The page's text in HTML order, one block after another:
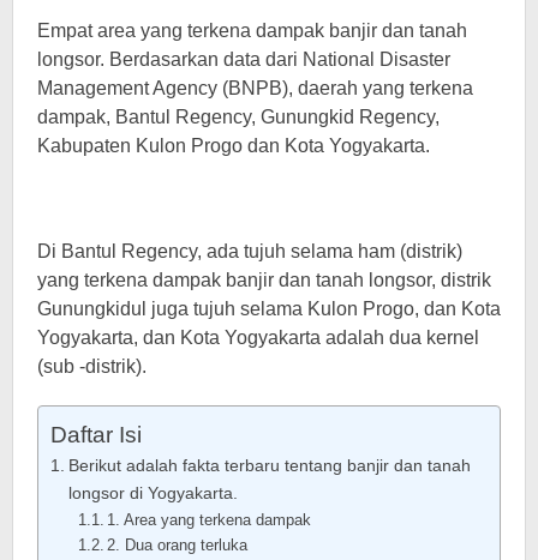
Empat area yang terkena dampak banjir dan tanah
longsor. Berdasarkan data dari National Disaster
Management Agency (BNPB), daerah yang terkena
dampak, Bantul Regency, Gunungkid Regency,
Kabupaten Kulon Progo dan Kota Yogyakarta.
Di Bantul Regency, ada tujuh selama ham (distrik)
yang terkena dampak banjir dan tanah longsor, distrik
Gunungkidul juga tujuh selama Kulon Progo, dan Kota
Yogyakarta, dan Kota Yogyakarta adalah dua kernel
(sub -distrik).
Daftar Isi
Berikut adalah fakta terbaru tentang banjir dan tanah
longsor di Yogyakarta.
1. Area yang terkena dampak
2. Dua orang terluka